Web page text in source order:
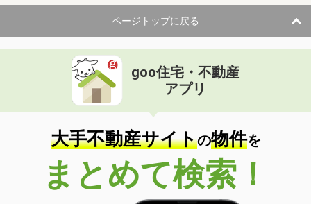
ページトップに戻る
goo住宅・不動産
アプリ
大手不動産サイトの物件を
まとめて検索！